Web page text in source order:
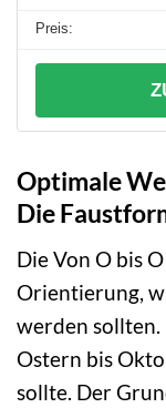
Optimale
Die
Die Von O bis
Orientierung,
werden sollten.
Ostern bis
sollte. Der